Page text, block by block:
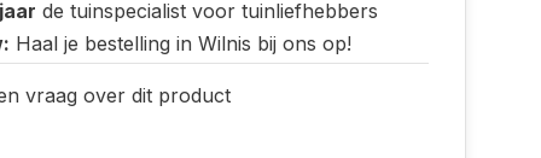
de tuinspecialist voor tuinliefhebbers
Haal je bestelling in Wilnis bij ons op!
vraag over dit product